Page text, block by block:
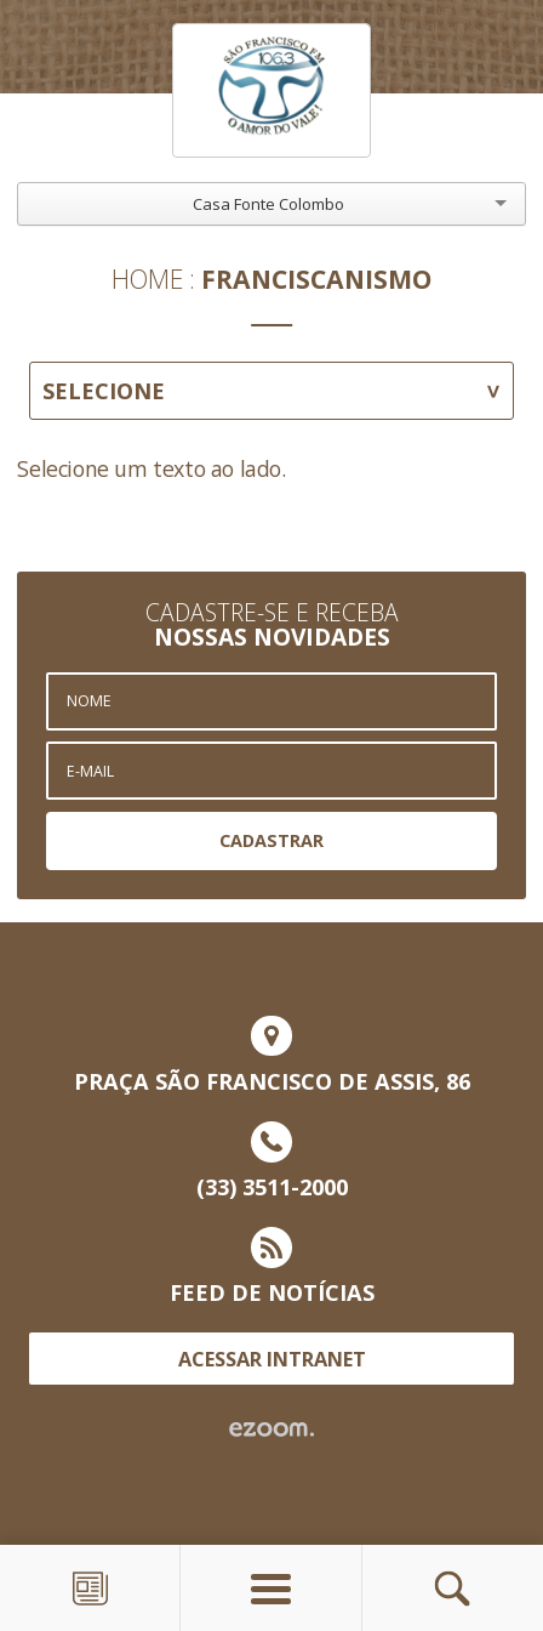
Casa Fonte Colombo
HOME FRANCISCANISMO
SELECIONE
Selecione um texto ao lado.
CADASTRE-SE E RECEBA
NOSSAS NOVIDADES
CADASTRAR
PRAÇA SÃO FRANCISCO DE ASSIS, 86
(33) 3511-2000
FEED DE NOTÍCIAS
ACESSAR INTRANET